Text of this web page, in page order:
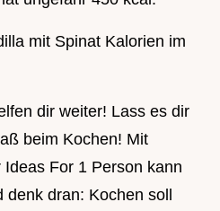
mit Spinat Kalorien im
dir weiter! Lass es dir
beim Kochen! Mit
For 1 Person kann
dran: Kochen soll